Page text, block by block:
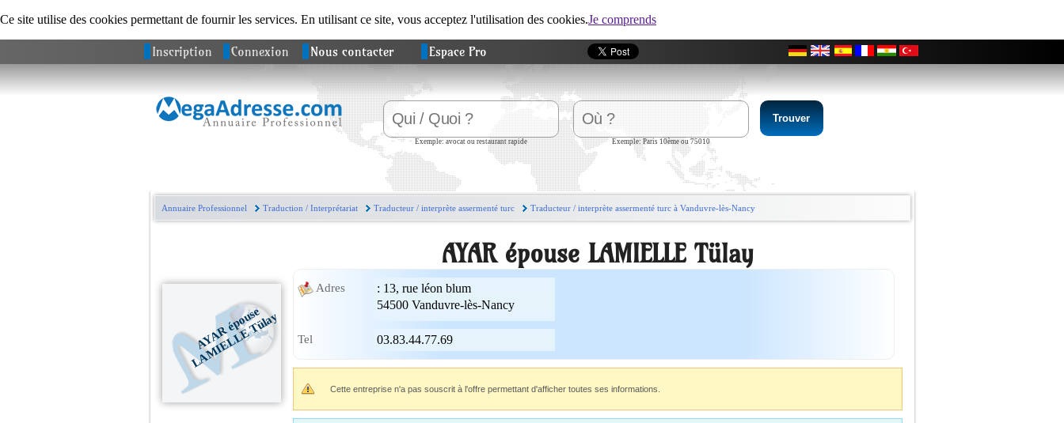
Ce site utilise des cookies permettant de fournir les services. En utilisant ce site, vous acceptez l'utilisation des cookies.Je comprends
Inscription Connexion Nous contacter Espace Pro
Exemple: avocat ou restaurant rapide Exemple: Paris 10ème ou 75010
Annuaire Professionnel Traduction / Interprétariat Traducteur / interprète assermenté turc Traducteur / interprète assermenté turc à Vanduvre-lès-Nancy
A
Y
A
R
é
p
o
u
s
e
L
A
M
I
E
L
L
E
T
ül
a
y
AYAR épouse LAMIELLE Tülay
Adres : 13, rue léon blum
54500 Vanduvre-lès-Nancy
Tel 03.83.44.77.69
Cette entreprise n'a pas souscrit à l'offre permettant d'afficher toutes ses informations.